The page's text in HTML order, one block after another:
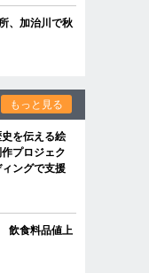
、加治川で秋
もっと見る
を伝える絵
プロジェク
ングで支援
飲食料品値上